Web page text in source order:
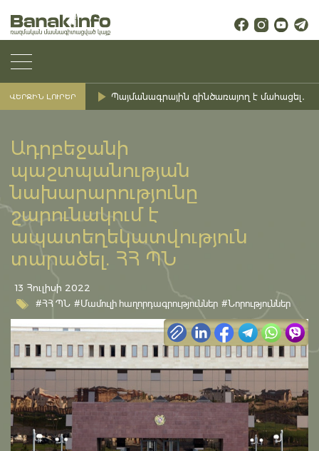
ՎԵՐՋԻՆ ԼՈՒՐԵՐ Պայմանագրային զինծառայող է մահացել․
Ադրբեջանի
պաշտպանության
նախարարությունը
շարունակում է
ապատեղեկատվություն
տարածել. ՀՀ ՊՆ
13 Հուլիսի 2022
#ՀՀ ՊՆ #Մամուլի հաղորդագրություններ #Նորություններ